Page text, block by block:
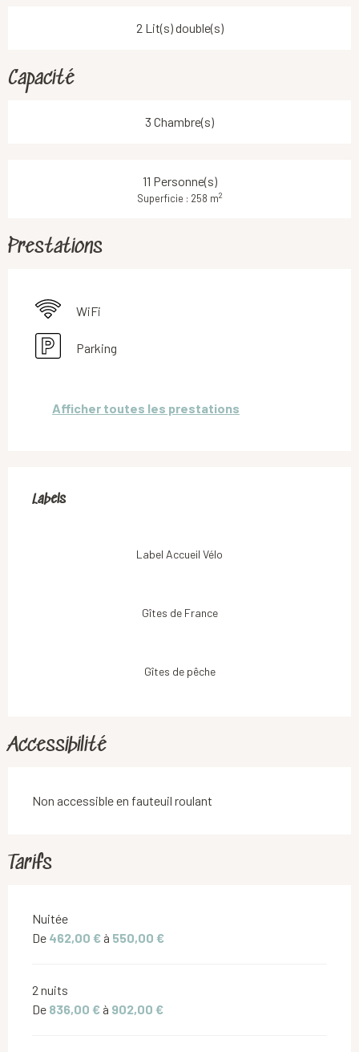
2 Lit(s) double(s)
Capacité
3 Chambre(s)
11 Personne(s)
Superficie : 258 m2
Prestations
WiFi
Parking
Afficher toutes les prestations
Labels
Labels
Label Accueil Vélo
Gîtes de France
Gîtes de pêche
Accessibilité
Non accessible en fauteuil roulant
Tarifs
Tarifs 2026
Nuitée
De 462,00 € à 550,00 €
2 nuits
De 836,00 € à 902,00 €